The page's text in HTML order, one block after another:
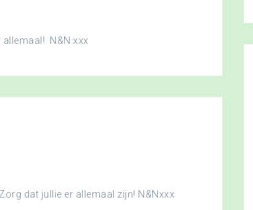
allemaal! N&N xxx
dat jullie er allemaal zijn! N&Nxxx